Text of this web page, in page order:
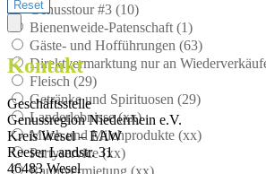
Genusstour #3 (10)
Bienenweide-Patenschaft (1)
Gäste- und Hofführungen (63)
Direktvermarktung nur an
Fleisch (29)
Getränke und Spirituosen (29)
Landerlebnisse (xx)
Milch und Milchprodukte (xx)
Partyservice (xx)
Raumvermietung (xx)
Kontakt
Geschäftsstelle
Genussregion Niederrhein e.V.
Kreis Wesel – EAW
Reeser Landstr. 31
46483 Wesel